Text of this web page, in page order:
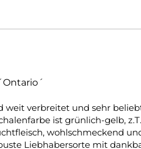
weit verbreitet und sehr
ist grünlich-gelb,
wohlschmeckend
Liebhabersorte mit